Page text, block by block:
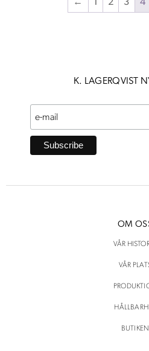
← 1 2 3 4
K. LAGERQVIST
OM
VÅR
VÅR
BUTIKEN